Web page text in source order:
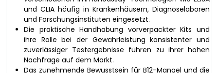
und CLIA häufig in Krankenhäusern, Diagnoselaboren
und Forschungsinstituten eingesetzt.
Die praktische Handhabung vorverpackter Kits und
ihre Rolle bei der Gewährleistung konsistenter und
zuverlässiger Testergebnisse führen zu ihrer hohen
Nachfrage auf dem Markt.
Das zunehmende Bewusstsein für B12-Mangel und die